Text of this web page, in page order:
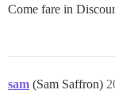
Come fare in
sam (Sam Saffron)